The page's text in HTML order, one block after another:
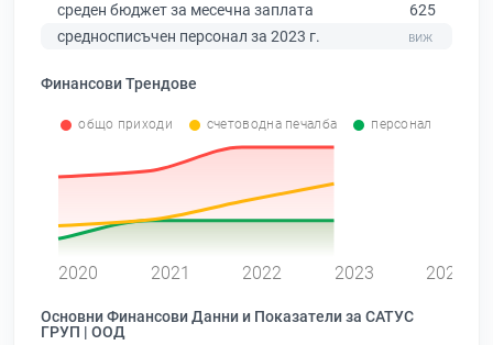
среден бюджет за месечна заплата
625
средносписъчен персонал за 2023 г.
Финансови Трендове
общо приходи счетоводна печалба персонал
2020 2021 2022 2023 2024
Основни Финансови Данни и Показатели за САТУС
ГРУП | ООД